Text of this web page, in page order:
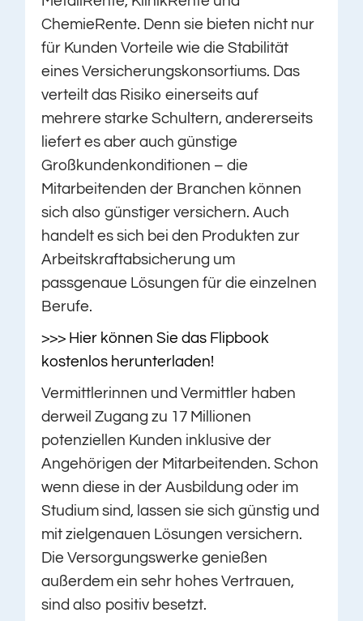
ChemieRente. Denn sie bieten nicht nur
für Kunden Vorteile wie die Stabilität
eines Versicherungskonsortiums. Das
verteilt das Risiko einerseits auf
mehrere starke Schultern, andererseits
liefert es aber auch günstige
Großkundenkonditionen – die
Mitarbeitenden der Branchen können
sich also günstiger versichern. Auch
handelt es sich bei den Produkten zur
Arbeitskraftabsicherung um
passgenaue Lösungen für die einzelnen
Berufe.
>>> Hier können Sie das Flipbook
kostenlos herunterladen!
Vermittlerinnen und Vermittler haben
derweil Zugang zu 17 Millionen
potenziellen Kunden inklusive der
Angehörigen der Mitarbeitenden. Schon
wenn diese in der Ausbildung oder im
Studium sind, lassen sie sich günstig und
mit zielgenauen Lösungen versichern.
Die Versorgungswerke genießen
außerdem ein sehr hohes Vertrauen,
sind also positiv besetzt.